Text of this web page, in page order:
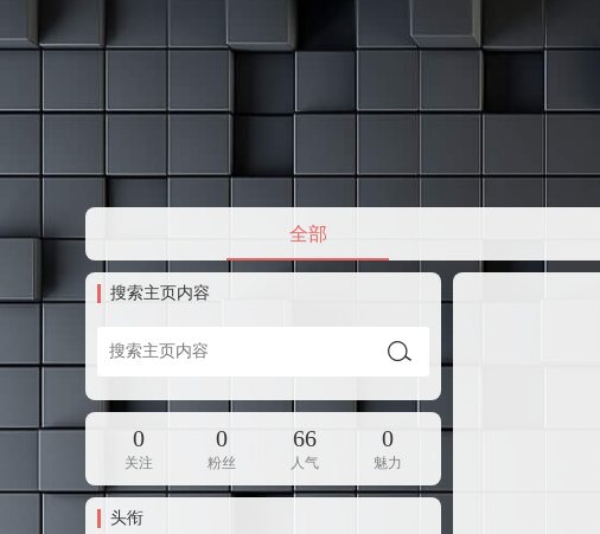
全部
搜索主页内容
0
关注
0
粉丝
66
人气
0
魅力
头衔